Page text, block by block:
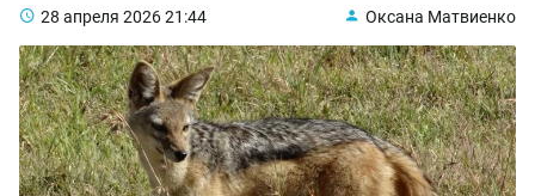
28 апреля 202621:44 Оксана Матвиенко